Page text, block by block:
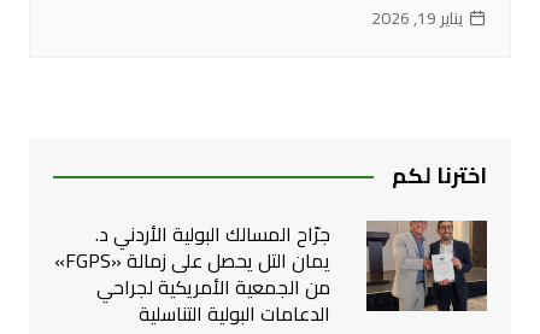
يناير 19, 2026
اخترنا لكم
جرّاح المسالك البولية الأردني د.
يمان التل يحصل على زمالة «FGPS»
من الجمعية الأمريكية لجراحي
الدعامات البولية التناسلية